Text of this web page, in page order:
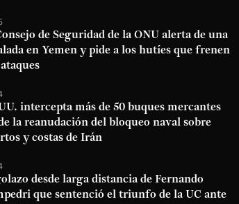
de Seguridad de la ONU alerta de una
en Yemen y pide a los hutíes que frenen
intercepta más de 50 buques mercantes
la reanudación del bloqueo naval sobre
y costas de Irán
desde larga distancia de Fernando
que sentenció el triunfo de la UC ante